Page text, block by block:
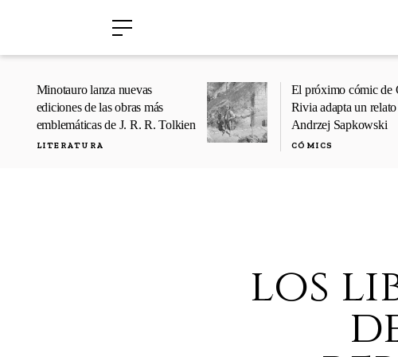
Minotauro lanza nuevas
ediciones de las obras más
emblemáticas de J. R. R. Tolkien
LITERATURA
El próximo cómic de
Rivia adapta un
Andrzej Sapkowski
CÓMICS
los
›